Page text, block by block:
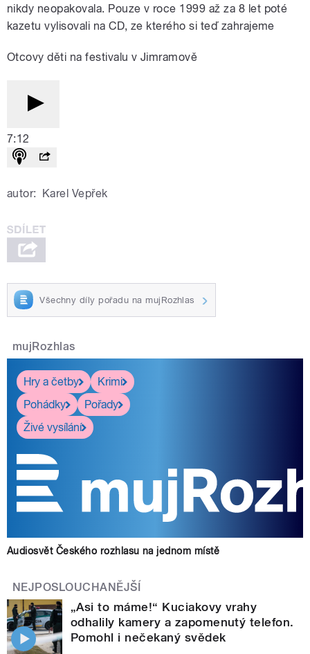
nikdy neopakovala. Pouze v roce 1999 až za 8 let poté
kazetu vylisovali na CD, ze kterého si teď zahrajeme
Otcovy děti na festivalu v Jimramově
7:12
autor: Karel Vepřek
Všechny díly pořadu na mujRozhlas
mujRozhlas
Hry a četby
Krimi
Pohádky
Pořady
Živé vysílání
Audiosvět Českého rozhlasu na jednom místě
NEJPOSLOUCHANĚJŠÍ
„Asi to máme!“ Kuciakovy vrahy
odhalily kamery a zapomenutý telefon.
Pomohl i nečekaný svědek